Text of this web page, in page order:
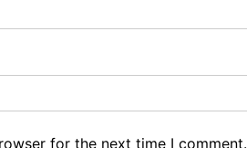
for the next time I comment.